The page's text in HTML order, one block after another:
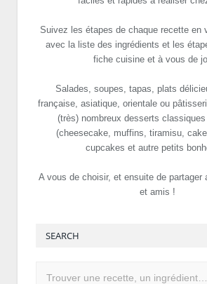
Suivez les étapes de chaque recette en
avec la liste des ingrédients et les
fiche cuisine et à vous de
Salades, soupes, tapas, plats
française, asiatique, orientale ou
(très) nombreux desserts
(cheesecake, muffins, tiramisu,
cupcakes et autre petits
A vous de choisir, et ensuite de partager
et amis !
SEARCH